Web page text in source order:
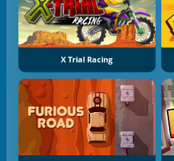
X Trial Racing